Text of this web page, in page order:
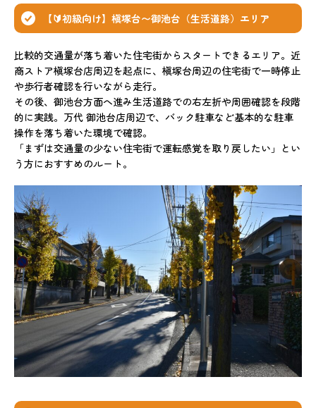
【🔰初級向け】槇塚台〜御池台（生活道路）エリア
比較的交通量が落ち着いた住宅街からスタートできるエリア。近
商ストア槇塚台店周辺を起点に、槇塚台周辺の住宅街で一時停止
や歩行者確認を行いながら走行。
その後、御池台方面へ進み生活道路での右左折や周囲確認を段階
的に実践。万代 御池台店周辺で、バック駐車など基本的な駐車
操作を落ち着いた環境で確認。
「まずは交通量の少ない住宅街で運転感覚を取り戻したい」とい
う方におすすめのルート。